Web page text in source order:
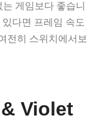
게임보다 좋습니
다면 프레임 속도
전히 ​​스위치에서보
Violet